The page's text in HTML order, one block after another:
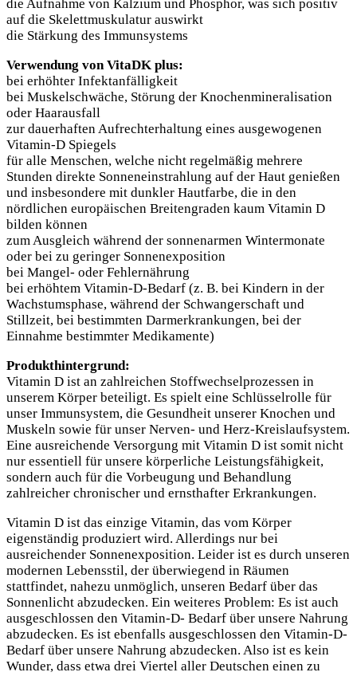
die Aufnahme von Kalzium und Phosphor, was sich positiv
auf die Skelettmuskulatur auswirkt
die Stärkung des Immunsystems
Verwendung von VitaDK plus:
bei erhöhter Infektanfälligkeit
bei Muskelschwäche, Störung der Knochenmineralisation
oder Haarausfall
zur dauerhaften Aufrechterhaltung eines ausgewogenen
Vitamin-D Spiegels
für alle Menschen, welche nicht regelmäßig mehrere
Stunden direkte Sonneneinstrahlung auf der Haut genießen
und insbesondere mit dunkler Hautfarbe, die in den
nördlichen europäischen Breitengraden kaum Vitamin D
bilden können
zum Ausgleich während der sonnenarmen Wintermonate
oder bei zu geringer Sonnenexposition
bei Mangel- oder Fehlernährung
bei erhöhtem Vitamin-D-Bedarf (z. B. bei Kindern in der
Wachstumsphase, während der Schwangerschaft und
Stillzeit, bei bestimmten Darmerkrankungen, bei der
Einnahme bestimmter Medikamente)
Produkthintergrund:
Vitamin D ist an zahlreichen Stoffwechselprozessen in
unserem Körper beteiligt. Es spielt eine Schlüsselrolle für
unser Immunsystem, die Gesundheit unserer Knochen und
Muskeln sowie für unser Nerven- und Herz-Kreislaufsystem.
Eine ausreichende Versorgung mit Vitamin D ist somit nicht
nur essentiell für unsere körperliche Leistungsfähigkeit,
sondern auch für die Vorbeugung und Behandlung
zahlreicher chronischer und ernsthafter Erkrankungen.
Vitamin D ist das einzige Vitamin, das vom Körper
eigenständig produziert wird. Allerdings nur bei
ausreichender Sonnenexposition. Leider ist es durch unseren
modernen Lebensstil, der überwiegend in Räumen
stattfindet, nahezu unmöglich, unseren Bedarf über das
Sonnenlicht abzudecken. Ein weiteres Problem: Es ist auch
ausgeschlossen den Vitamin-D- Bedarf über unsere Nahrung
abzudecken. Es ist ebenfalls ausgeschlossen den Vitamin-D-
Bedarf über unsere Nahrung abzudecken. Also ist es kein
Wunder, dass etwa drei Viertel aller Deutschen einen zu